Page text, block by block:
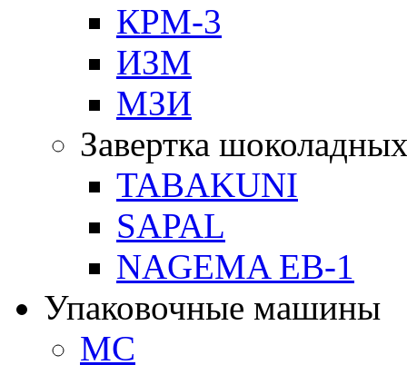
КРМ-3
ИЗМ
МЗИ
Завертка
TABAKUNI
SAPAL
NAGEMA EB-1
Упаковочные машины
MC